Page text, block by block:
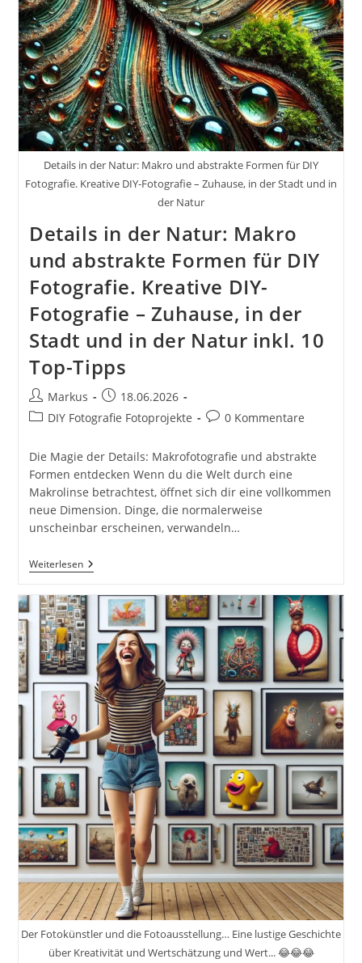
In
Der
Natur
Details in der Natur: Makro und abstrakte Formen für DIY
Fotografie. Kreative DIY-Fotografie – Zuhause, in der Stadt und in
der Natur
Details in der Natur: Makro
und abstrakte Formen für DIY
Fotografie. Kreative DIY-
Fotografie – Zuhause, in der
Stadt und in der Natur inkl. 10
Top-Tipps
Beitrags-
Autor:
Markus
Beitrag
veröffentlicht:
18.06.2026
Beitrags-
DIY Fotografie Fotoprojekte
Beitrags-
0 Kommentare
Die Magie der Details: Makrofotografie und abstrakte
Formen entdecken Wenn du die Welt durch eine
Makrolinse betrachtest, öffnet sich dir eine vollkommen
neue Dimension. Dinge, die normalerweise
unscheinbar erscheinen, verwandeln…
WeiterlesenDetails
In
Natur:
Makro
Und
Abstrakte
Formen
Für
DIY
Fotografie.
Kreative
DIY-
Fotografie
–
Zuhause,
In
Der
Stadt
Und
In
Der
Natur
Inkl.
10
Top-
Tipps
Der Fotokünstler und die Fotoausstellung… Eine lustige Geschichte
über Kreativität und Wertschätzung und Wert... 😂😂😂